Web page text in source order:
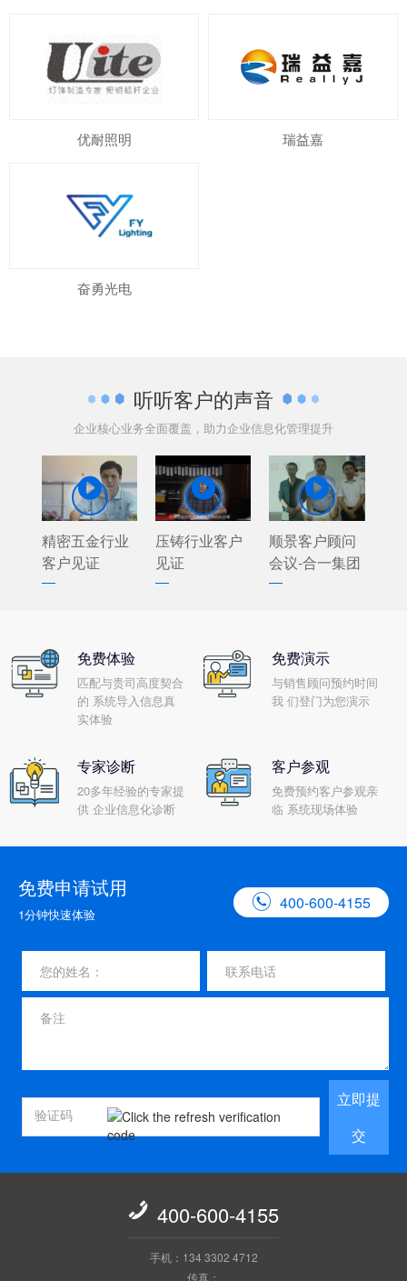
优耐照明 瑞益嘉
奋勇光电
听听客户的声音
企业核心业务全面覆盖，助力企业信息化管理提升

精密五金行业
客户见证

压铸行业客户
见证

顺景客户顾问
会议-合一集团
免费体验
匹配与贵司高度契合
的 系统导入信息真
实体验
免费演示
与销售顾问预约时间
我 们登门为您演示
专家诊断
20多年经验的专家提
供 企业信息化诊断
客户参观
免费预约客户参观亲
临 系统现场体验
免费申请试用
1分钟快速体验
 400-600-4155
立即提
交
 400-600-4155
手机：134 3302 4712
传真：